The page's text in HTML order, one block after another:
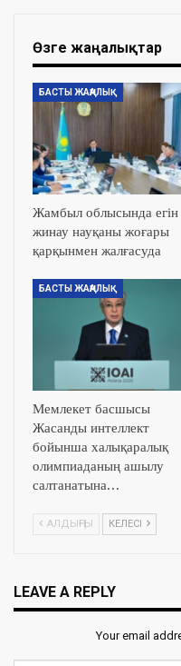
Өзге жаңалықтар
БАСТЫ ЖАҢАЛЫҚ
Жамбыл облысында егін
жинау науқаны жоғары
қарқынмен жалғасуда
БАСТЫ ЖАҢАЛЫҚ
Мемлекет басшысы
Жасанды интеллект
бойынша халықаралық
олимпиаданың ашылу
салтанатына…
АЛДЫҢҒЫ КЕЛЕСІ
LEAVE A REPLY
Your email